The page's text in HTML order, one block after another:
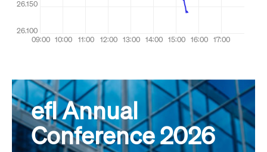
efl Annual
Conference 2026